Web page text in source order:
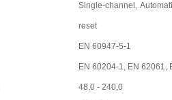
Single-channel,
reset
EN 60947-5-1
EN 60204-1, EN 62061,
48,0 - 240,0